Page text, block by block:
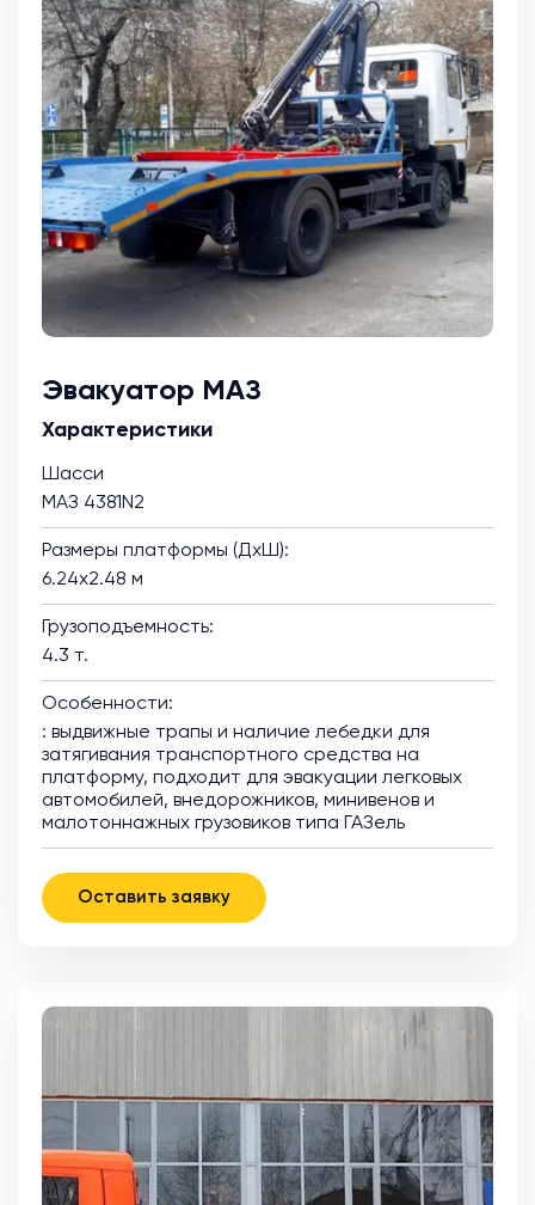
Эвакуатор МАЗ
Характеристики
Шасси
МАЗ 4381N2
Размеры платформы (ДхШ):
6.24х2.48 м
Грузоподъемность:
4.3 т.
Особенности:
: выдвижные трапы и наличие лебедки для
затягивания транспортного средства на
платформу, подходит для эвакуации легковых
автомобилей, внедорожников, минивенов и
малотоннажных грузовиков типа ГАЗель
Оставить заявку